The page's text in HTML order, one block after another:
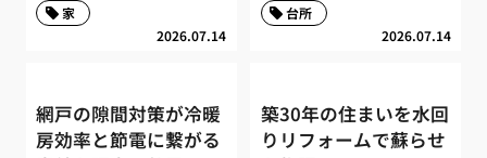
2026.07.14
家
2026.07.14
台所
網戸の隙間対策が冷暖
房効率と節電に繋がる
築30年の住まいを水回
りリフォームで蘇らせ